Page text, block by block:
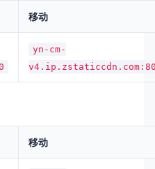
移动
yn-cm-
移动